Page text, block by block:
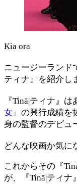
Kia ora
ニュージーランド
ティナ』を紹介し
『Tinā|ティナ』は
女』 の興行成績を
身の監督のデビュ
どんな映画か気に
これからその『
が、『Tinā|ティナ